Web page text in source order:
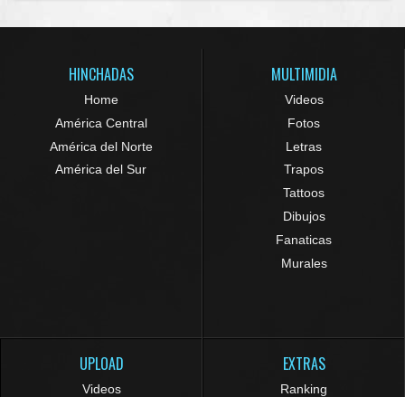
HINCHADAS
Home
América Central
América del Norte
América del Sur
MULTIMIDIA
Videos
Fotos
Letras
Trapos
Tattoos
Dibujos
Fanaticas
Murales
UPLOAD
Videos
EXTRAS
Ranking